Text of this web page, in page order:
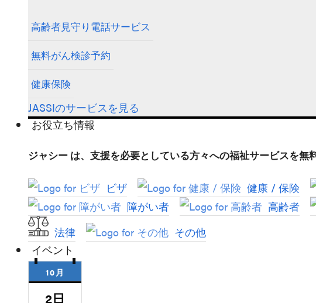
高齢者見守り電話サービス
無料がん検診予約
健康保険
JASSIのサービスを見る
お役立ち情報
ジャシー は、支援を必要としている方々への福祉サービスを無
ビザ 健康 / 保険
障がい者
高齢者
法律
その他
イベント
10月
2日